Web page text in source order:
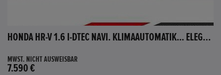
HONDA HR-V 1.6 I-DTEC NAVI. KLIMAAUTOMATIK... ELEGANCE
MWST. NICHT AUSWEISBAR
7.590 €